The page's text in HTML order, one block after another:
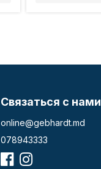
Связаться с нами
online@gebhardt.md
078943333